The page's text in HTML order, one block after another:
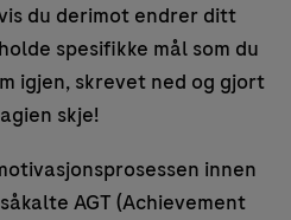
du derimot endrer ditt
spesifikke mål som du
igjen, skrevet ned og gjort
skje!
innen
AGT (Achievement